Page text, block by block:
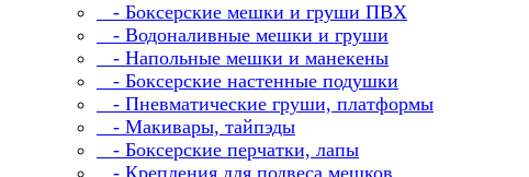
- Боксерские мешки и груши ПВХ
- Водоналивные мешки и груши
- Напольные мешки и манекены
- Боксерские настенные подушки
- Пневматические груши, платформы
- Макивары, тайпэды
- Боксерские перчатки, лапы